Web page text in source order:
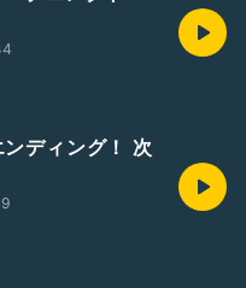
ディング！ 次